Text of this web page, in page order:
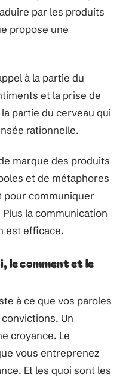
par les produits
propose une
à la partie du
et la prise de
partie du cerveau qui
rationnelle.
marque des produits
et de métaphores
pour communiquer
la communication
est efficace.
le comment et le
à ce que vos paroles
Un
croyance. Le
vous entreprenez
Et les quoi sont les